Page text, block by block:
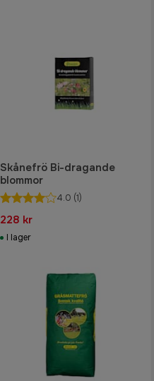
Skånefrö Bi-dragande
blommor
4.0 (1)
228 kr
I lager